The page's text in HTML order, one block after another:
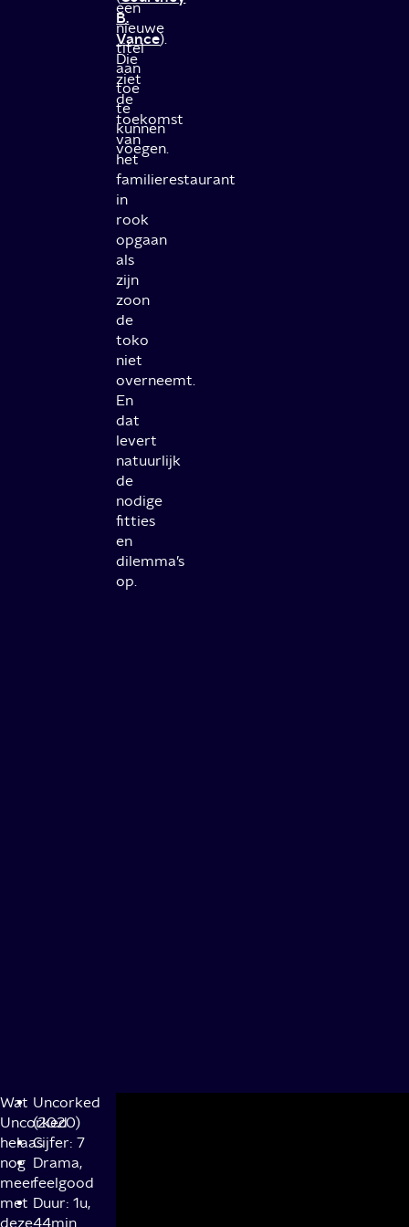
een
nieuwe
titel
aan
toe
te
kunnen
voegen.
B.
Vance).
Die
ziet
de
toekomst
van
het
familierestaurant
in
rook
opgaan
als
zijn
zoon
de
toko
niet
overneemt.
En
dat
levert
natuurlijk
de
nodige
fitties
en
dilemma’s
op.
Wat
Uncorked
helaas
nog
meer
met
deze
Uncorked
(2020)
Cijfer: 7
Drama,
feelgood
Duur: 1u,
44min